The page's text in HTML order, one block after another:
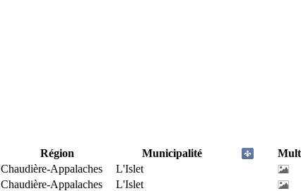
Région Municipalité
Chaudière-Appalaches
L'Islet
Chaudière-Appalaches
L'Islet